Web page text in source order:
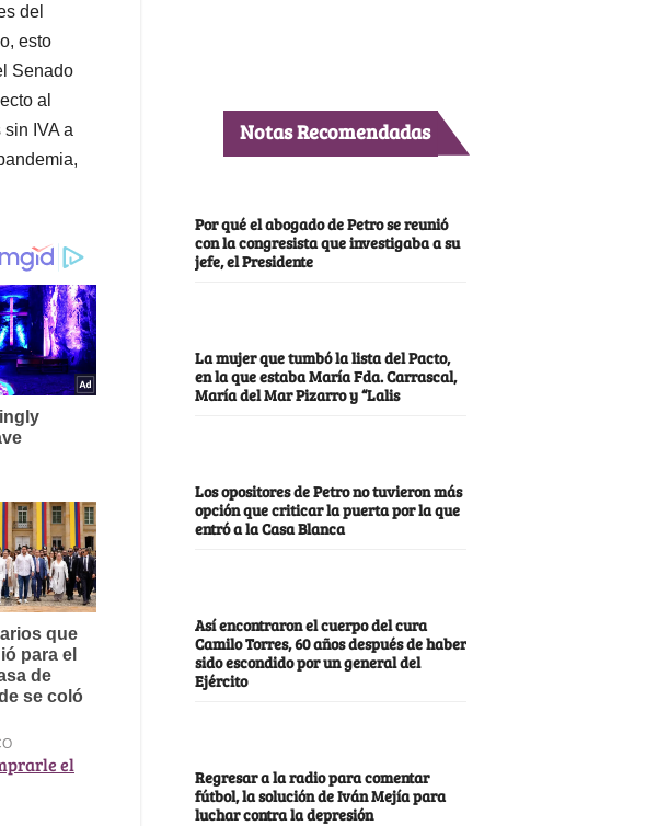
del
esto
Senado
al
IVA a
el
Notas Recomendadas
Por qué el abogado de Petro se reunió
con la congresista que investigaba a su
jefe, el Presidente
La mujer que tumbó la lista del Pacto,
en la que estaba María Fda. Carrascal,
María del Mar Pizarro y “Lalis
Los opositores de Petro no tuvieron más
opción que criticar la puerta por la que
entró a la Casa Blanca
Así encontraron el cuerpo del cura
Camilo Torres, 60 años después de haber
sido escondido por un general del
Ejército
Regresar a la radio para comentar
fútbol, la solución de Iván Mejía para
luchar contra la depresión